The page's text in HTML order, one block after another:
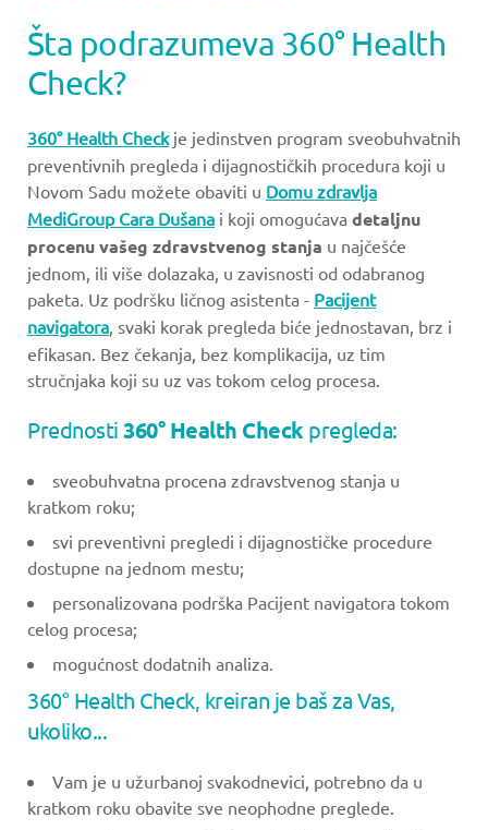
Šta podrazumeva 360° Health
Check?
360° Health Checkje jedinstven program sveobuhvatnih
preventivnih pregleda i dijagnostičkih procedura koji u
Novom Sadu možete obaviti u Domu zdravlja
MediGroup Cara Dušana i koji omogućava detaljnu
procenu vašeg zdravstvenog stanja u najčešće
jednom, ili više dolazaka, u zavisnosti od odabranog
paketa. Uz podršku ličnog asistenta - Pacijent
navigatora, svaki korak pregleda biće jednostavan, brz i
efikasan. Bez čekanja, bez komplikacija, uz tim
stručnjaka koji su uz vas tokom celog procesa.
Prednosti 360° Health Check pregleda:
sveobuhvatna procena zdravstvenog stanja u
kratkom roku;
svi preventivni pregledi i dijagnostičke procedure
dostupne na jednom mestu;
personalizovana podrška Pacijent navigatora tokom
celog procesa;
mogućnost dodatnih analiza.
360° Health Check, kreiran je baš za Vas,
ukoliko...
Vam je u užurbanoj svakodnevici, potrebno da u
kratkom roku obavite sve neophodne preglede.